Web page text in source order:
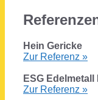
Hein Gericke
Zur Referenz »
ESG Edelmetall
Zur Referenz »